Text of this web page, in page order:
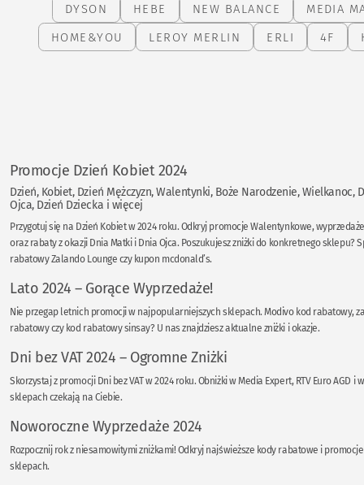
DYSON
HEBE NEW BALANCE
MEDIA
HOME&YOU
LEROY MERLIN ERLI 4F
Promocje Dzień Kobiet 2024
Dzień, Kobiet, Dzień Mężczyzn, Walentynki, Boże Narodzenie, Wielkanoc,
Ojca, Dzień Dziecka i więcej
Przygotuj się na Dzień Kobiet w 2024 roku. Odkryj promocje Walentynkowe,
oraz rabaty z okazji Dnia Matki i Dnia Ojca. Poszukujesz zniżki do konkretnego sklepu?
rabatowy Zalando Lounge czy kupon mcdonald’s.
Lato 2024 – Gorące Wyprzedaże!
Nie przegap letnich promocji w najpopularniejszych sklepach. Modivo kod rabatowy,
rabatowy czy kod rabatowy sinsay? U nas znajdziesz aktualne zniżki i okazje.
Dni bez VAT 2024 – Ogromne Zniżki
Skorzystaj z promocji Dni bez VAT w 2024 roku. Obniżki w Media Expert, RTV Euro AGD i
sklepach czekają na Ciebie.
Noworoczne Wyprzedaże 2024
Rozpocznij rok z niesamowitymi zniżkami! Odkryj najświeższe kody rabatowe i
sklepach.